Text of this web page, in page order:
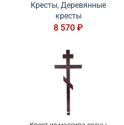
Кресты, Деревянные
кресты
8 570₽